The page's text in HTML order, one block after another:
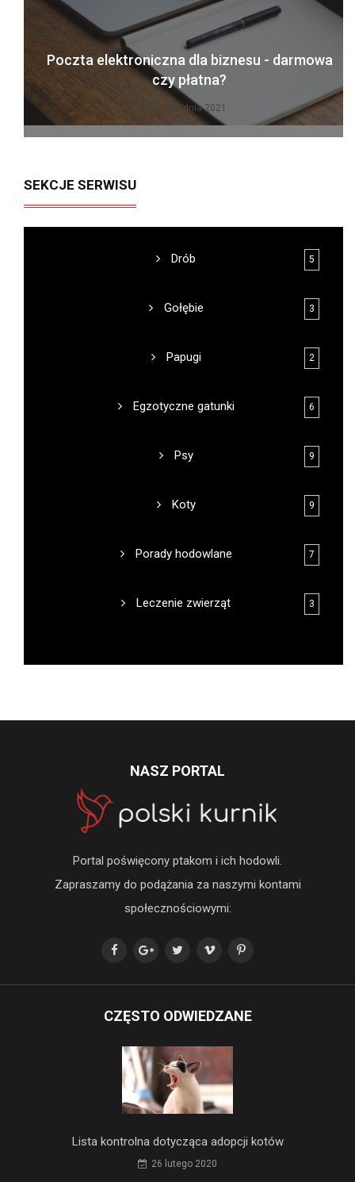
Poczta elektroniczna dla biznesu - darmowa
czy płatna?
4 grudnia 2021
SEKCJE SERWISU
Drób 5
Gołębie 3
Papugi 2
Egzotyczne gatunki 6
Psy 9
Koty 9
Porady hodowlane 7
Leczenie zwierząt 3
NASZ PORTAL
Portal poświęcony ptakom i ich hodowli.
Zapraszamy do podążania za naszymi kontami
społecznościowymi:
CZĘSTO ODWIEDZANE
Lista kontrolna dotycząca adopcji kotów
26 lutego 2020